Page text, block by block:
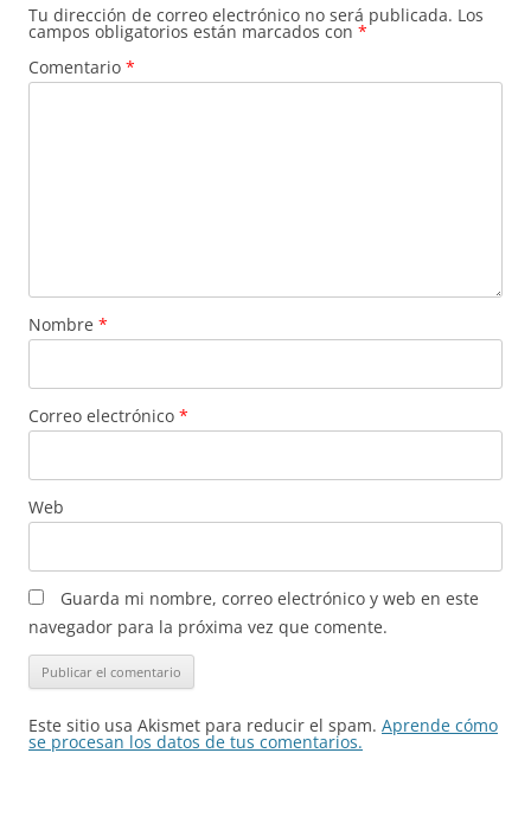
Tu dirección de correo electrónico no será publicada. Los
campos obligatorios están marcados con *
Comentario *
Nombre *
Correo electrónico *
Web
Guarda mi nombre, correo electrónico y web en este
navegador para la próxima vez que comente.
Este sitio usa Akismet para reducir el spam. Aprende cómo
se procesan los datos de tus comentarios.